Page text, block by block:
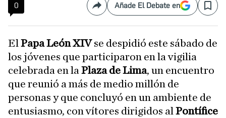
0 CompartirAñade El Debate en Save
ElPapa León XIVse despidió este sábado de
los jóvenes que participaron en la vigilia
celebrada en la Plaza de Lima, un encuentro
que reunió a más de medio millón de
personas y que concluyó en un ambiente de
entusiasmo, con vítores dirigidos al Pontífice